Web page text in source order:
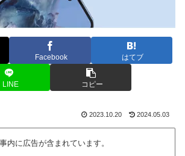
Facebook はてブ
LINE コピー
2023.10.20 2024.05.03
内に広告が含まれています。